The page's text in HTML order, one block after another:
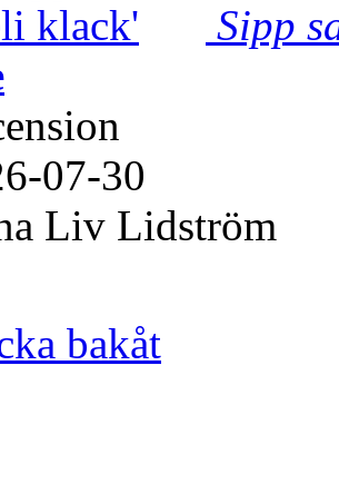
Sipp
07-30
Liv Lidström
bakåt